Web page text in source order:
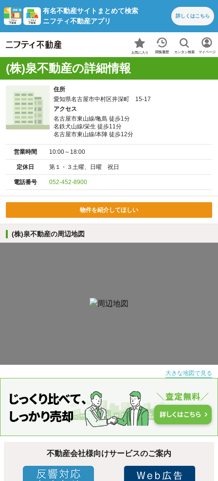
有名不動産サイトまとめて検索
ニフティ不動産アプリ
詳しくはこちら
お気に入り 閲覧履歴 カンタン検索 マイページ
(株)泉不動産の詳細情報
住所
愛知県名古屋市中村区井深町 15-17
アクセス
名古屋市東山線/亀島 徒歩1分
名鉄犬山線/栄生 徒歩11分
名古屋市東山線/本陣 徒歩12分
営業時間 10:00～18:00
定休日 第１・３土曜、日曜 祝日
電話番号 052-452-8900
物件を紹介してほしい
(株)泉不動産の周辺地図
大きな地図で見る
不動産会社様向けサービスのご案内